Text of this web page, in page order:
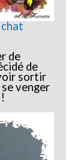
chat
de
de
sortir
venger